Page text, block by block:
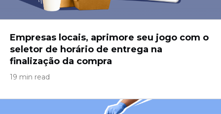
Empresas locais, aprimore seu jogo com o
seletor de horário de entrega na
finalização da compra
19 min read